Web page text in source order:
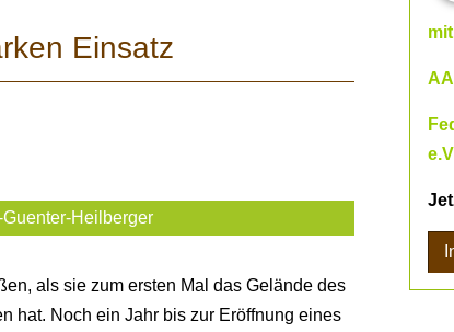
Einsatz
Heilberger
als sie zum ersten Mal das Gelände des
hat. Noch ein Jahr bis zur Eröffnung eines